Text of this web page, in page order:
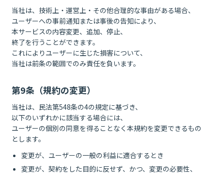
当社は、技術上・運営上・その他合理的な事由がある場合、
ユーザーへの事前通知または事後の告知により、
本サービスの内容変更、追加、停止、
終了を行うことができます。
これによりユーザーに生じた損害について、
当社は前条の範囲でのみ責任を負います。
第9条（規約の変更）
当社は、民法第548条の4の規定に基づき、
以下のいずれかに該当する場合には、
ユーザーの個別の同意を得ることなく本規約を変更できるもの
とします。
変更が、ユーザーの一般の利益に適合するとき
変更が、契約をした目的に反せず、かつ、変更の必要性、